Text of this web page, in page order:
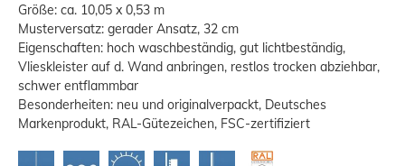
Größe: ca. 10,05 x 0,53 m
Musterversatz: gerader Ansatz, 32 cm
Eigenschaften: hoch waschbeständig, gut lichtbeständig,
Vlieskleister auf d. Wand anbringen, restlos trocken abziehbar,
schwer entflammbar
Besonderheiten: neu und originalverpackt, Deutsches
Markenprodukt, RAL-Gütezeichen, FSC-zertifiziert